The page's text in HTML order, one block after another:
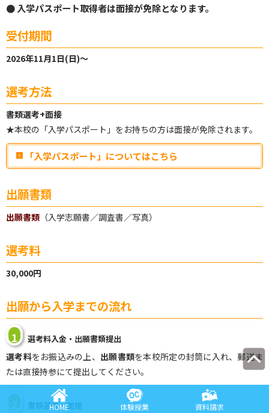
HOME 体験授業 資料請求
● 入学パスポート取得者は面接が免除となります。
受付期間
2026年11月1日(日)～
選考方法
書類選考+面接
★本校の「入学パスポート」をお持ちの方は面接が免除されます。
「入学パスポート」についてはこちら
出願書類
出願書類 （入学志願書／調査書／写真）
選考料
30,000円
出願から入学までの流れ
1 選考料入金・出願書類提出
選考料をお振込みの上、 出願書類を本校所定の封筒に入れ、郵送ま
たは直接持参にて提出してください。
書類選考・面接